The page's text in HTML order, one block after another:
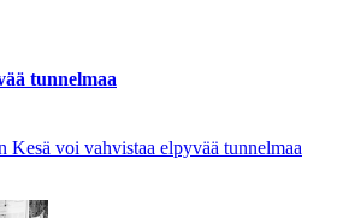
tunnelmaa
Kesä voi vahvistaa elpyvää tunnelmaa